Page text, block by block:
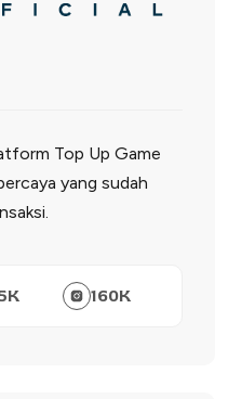
Top Up Game
yang sudah
K 160K